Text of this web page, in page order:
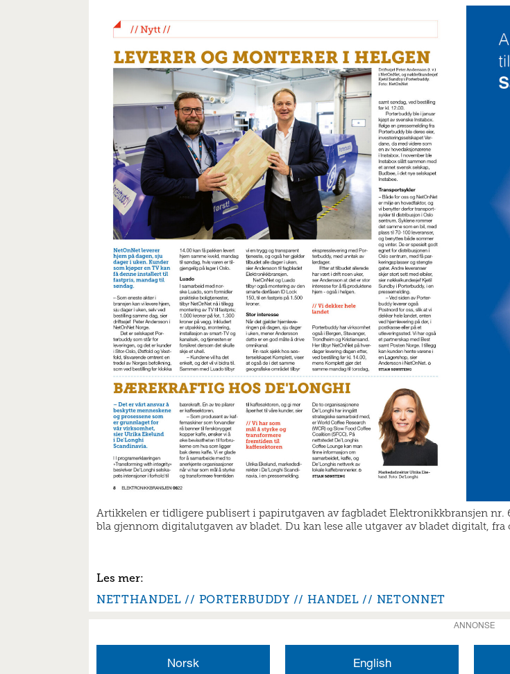
Artikkelen er tidligere publisert i papirutgaven av fagbladet Elektronikkbransjen
bla gjennom digitalutgaven av bladet. Du kan lese alle utgaver av bladet digitalt, fra
NETTHANDEL PORTERBUDDY HANDEL NETONNET
ANNONSE
Norsk English